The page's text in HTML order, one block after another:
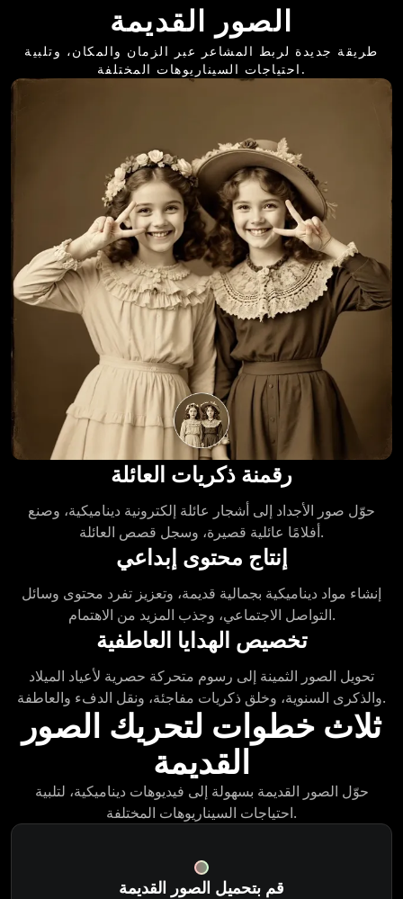
الصور القديمة
طريقة جديدة لربط المشاعر عبر الزمان والمكان، وتلبية
احتياجات السيناريوهات المختلفة.
رقمنة ذكريات العائلة
حوّل صور الأجداد إلى أشجار عائلة إلكترونية ديناميكية، وصنع
أفلامًا عائلية قصيرة، وسجل قصص العائلة.
إنتاج محتوى إبداعي
إنشاء مواد ديناميكية بجمالية قديمة، وتعزيز تفرد محتوى وسائل
التواصل الاجتماعي، وجذب المزيد من الاهتمام.
تخصيص الهدايا العاطفية
تحويل الصور الثمينة إلى رسوم متحركة حصرية لأعياد الميلاد
والذكرى السنوية، وخلق ذكريات مفاجئة، ونقل الدفء والعاطفة.
ثلاث خطوات لتحريك الصور
القديمة
حوّل الصور القديمة بسهولة إلى فيديوهات ديناميكية، لتلبية
احتياجات السيناريوهات المختلفة.
قم بتحميل الصور القديمة